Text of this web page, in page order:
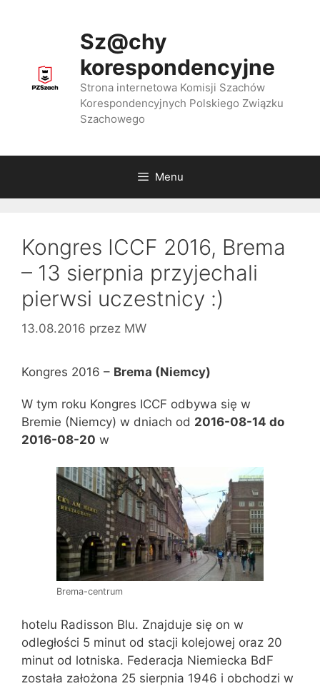
Sz@chy
korespondencyjne
Strona internetowa Komisji Szachów
Korespondencyjnych Polskiego Związku
Szachowego
Menu
Kongres ICCF 2016, Brema
– 13 sierpnia przyjechali
pierwsi uczestnicy :)
13.08.2016 przez MW
Kongres 2016 – Brema (Niemcy)
W tym roku Kongres ICCF odbywa się w
Bremie (Niemcy) w dniach od 2016-08-14 do
2016-08-20 w
Brema-centrum
hotelu Radisson Blu. Znajduje się on w
odległości 5 minut od stacji kolejowej oraz 20
minut od lotniska. Federacja Niemiecka BdF
została założona 25 sierpnia 1946 i obchodzi w